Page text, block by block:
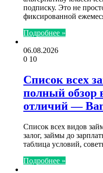
подписку. Это не
фиксированной
Подробнее »
06.08.2026
0 10
Список всех
полный обзор
отличий —
Список всех видов
залог, займы до
таблица условий,
Подробнее »